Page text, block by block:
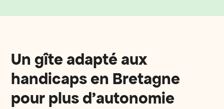
Un gîte adapté aux
handicaps en Bretagne
pour plus d’autonomie